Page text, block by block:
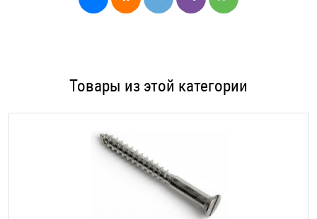
Товары из этой категории